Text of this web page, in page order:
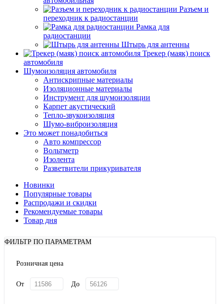
Разъем и
переходник к радиостанции
Рамка для
радиостанции
Штырь для антенны
Трекер (маяк) поиск
автомобиля
Шумоизоляция автомобиля
Антискрипные материалы
Изоляционные материалы
Инструмент для шумоизоляции
Карпет акустический
Тепло-звукоизоляция
Шумо-виброизоляция
Это может понадобиться
Авто компрессор
Вольтметр
Изолента
Разветвители прикуривателя
Новинки
Популярные товары
Распродажи и скидки
Рекомендуемые товары
Товар дня
ФИЛЬТР ПО ПАРАМЕТРАМ
Розничная цена
От До